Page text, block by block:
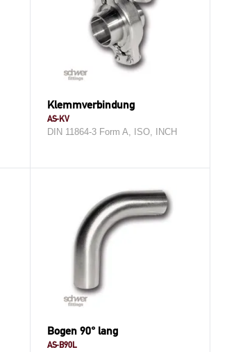
Klemmverbindung
AS-KV
DIN 11864-3 Form A, ISO, INCH
Bogen 90° lang
AS-B90L